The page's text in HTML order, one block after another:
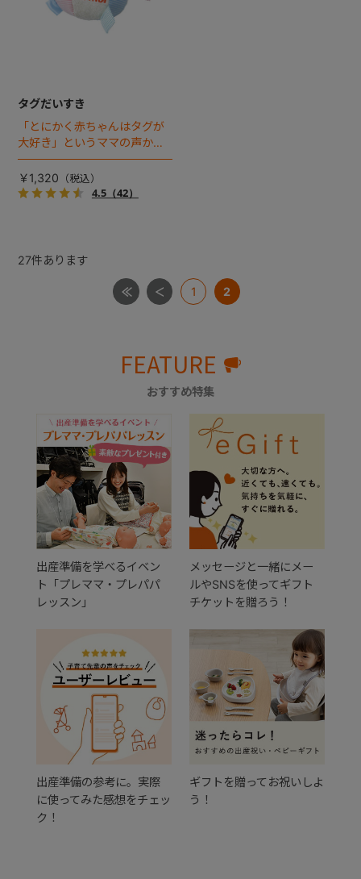
タグだいすき
「とにかく赤ちゃんはタグが
大好き」というママの声から
生まれた、鈴音とレジ袋のカ
サカサ音が楽しめる布製ト
イ。
￥1,320
4.5（42）
27件あります
1 2
FEATURE
おすすめ特集
出産準備を学べるイベン
ト「プレママ・プレパパ
レッスン」
メッセージと一緒にメー
ルやSNSを使ってギフト
チケットを贈ろう！
出産準備の参考に。実際
に使ってみた感想をチェッ
ク！
ギフトを贈ってお祝いしよ
う！